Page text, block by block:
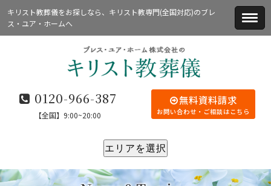
キリスト教葬儀をお探しなら、キリスト教専門(全国対応)のブレ
ス・ユア・ホームへ
無料資料請求
お問い合わせ・ご相談はこちら
0120-966-387
【全国】9:00~20:00
エリアを選択